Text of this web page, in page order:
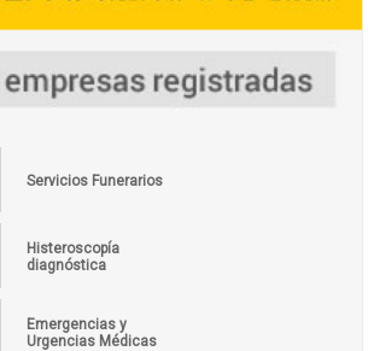
Servicios Funerarios
Histeroscopía
diagnóstica
Emergencias y
Urgencias Médicas